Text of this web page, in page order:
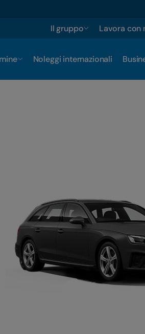
Il gruppo Lavora con
Noleggi internazionali